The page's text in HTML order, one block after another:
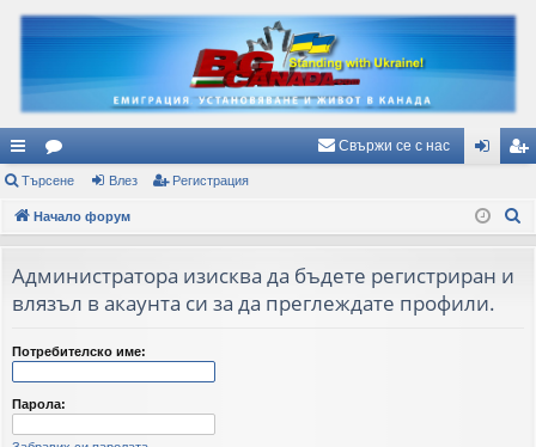
ъ
рз
вр
ки
ор
ум
Свържи се с нас
з ис
ац
Търсене Влез Регистрация
Начало форум
Администратора изисква да бъдете регистриран и
влязъл в акаунта си за да преглеждате профили.
Потребителско име:
Парола: